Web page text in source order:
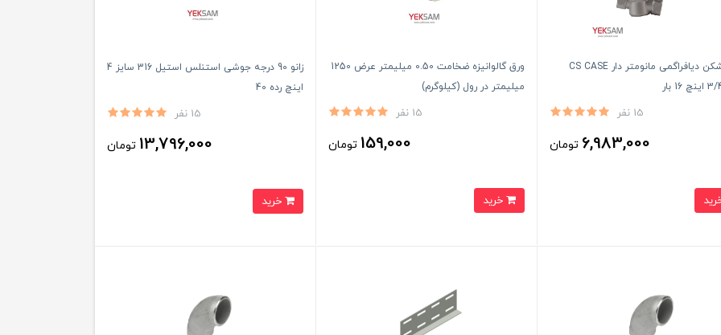
فشار شکن دیافراگمی مانومتر دار CS CASE
15 نفر
6,983,000 تومان
ورق گالوانیزه ضخامت 0.50 میلیمتر عرض 1250
میلیمتر در رول (کیلوگرم)
15 نفر
159,000 تومان
خرید
زانو 90 درجه جوشی استنلس استیل 316 سایز 4
اینچ رده 40
15 نفر
13,796,000 تومان
خرید